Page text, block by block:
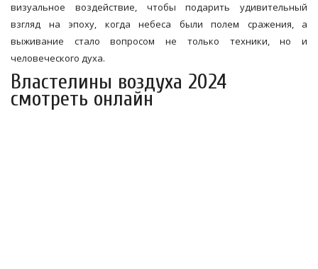
визуальное воздействие, чтобы подарить удивительный
взгляд на эпоху, когда небеса были полем сражения, а
выживание стало вопросом не только техники, но и
человеческого духа.
Властелины воздуха 2024
смотреть онлайн